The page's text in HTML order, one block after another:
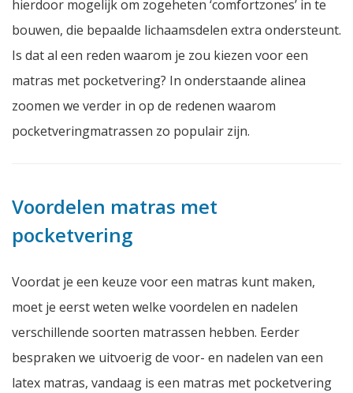
hierdoor mogelijk om zogeheten ‘comfortzones’ in te
bouwen, die bepaalde lichaamsdelen extra ondersteunt.
Is dat al een reden waarom je zou kiezen voor een
matras met pocketvering? In onderstaande alinea
zoomen we verder in op de redenen waarom
pocketveringmatrassen zo populair zijn.
Voordelen matras met
pocketvering
Voordat je een keuze voor een matras kunt maken,
moet je eerst weten welke voordelen en nadelen
verschillende soorten matrassen hebben. Eerder
bespraken we uitvoerig de voor- en nadelen van een
latex matras, vandaag is een matras met pocketvering